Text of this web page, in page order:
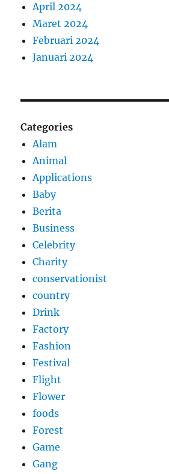
April 2024
Maret 2024
Februari 2024
Januari 2024
Categories
Alam
Animal
Applications
Baby
Berita
Business
Celebrity
Charity
conservationist
country
Drink
Factory
Fashion
Festival
Flight
Flower
foods
Forest
Game
Gang